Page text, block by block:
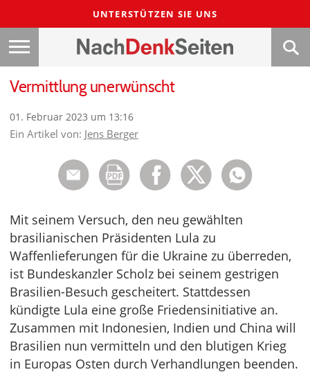
UNTERSTÜTZEN SIE UNS
Vermittlung unerwünscht
01. Februar 2023 um 13:16
Ein Artikel von: Jens Berger
Mit seinem Versuch, den neu gewählten
brasilianischen Präsidenten Lula zu
Waffenlieferungen für die Ukraine zu überreden,
ist Bundeskanzler Scholz bei seinem gestrigen
Brasilien-Besuch gescheitert. Stattdessen
kündigte Lula eine große Friedensinitiative an.
Zusammen mit Indonesien, Indien und China will
Brasilien nun vermitteln und den blutigen Krieg
in Europas Osten durch Verhandlungen beenden.